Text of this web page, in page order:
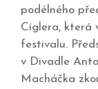
podélného
Cíglera, která
festivalu.
v Divadle
Macháčka